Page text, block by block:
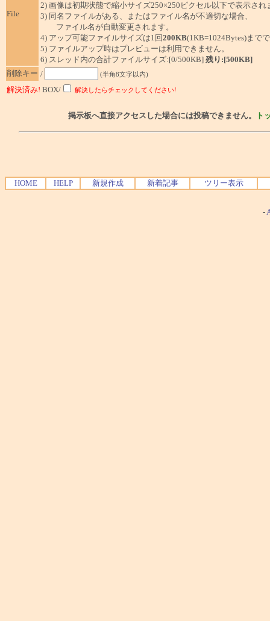
File
2) 画像は初期状態で縮小サイズ250×250ピクセル以下で表示され
3) 同名ファイルがある、またはファイル名が不適切な場合、
ファイル名が自動変更されます。
4) アップ可能ファイルサイズは1回200KB(1KB=1024Bytes)まで
5) ファイルアップ時はプレビューは利用できません。
6) スレッド内の合計ファイルサイズ:[0/500KB] 残り:[500KB]
削除キー / (半角8文字以内)
解決済み! BOX/ 解決したらチェックしてください!
掲示板へ直接アクセスした場合には投稿できません。 ト
HOME HELP 新規作成 新着記事 ツリー表示
-